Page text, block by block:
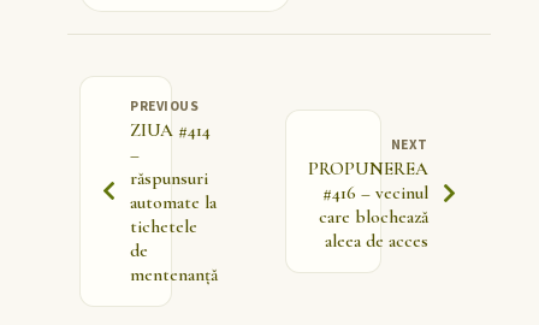
PREVIOUS
ZIUA #414
–
răspunsuri
automate la
tichetele
de
mentenanță
NEXT
PROPUNEREA
#416 – vecinul
care blochează
aleea de acces